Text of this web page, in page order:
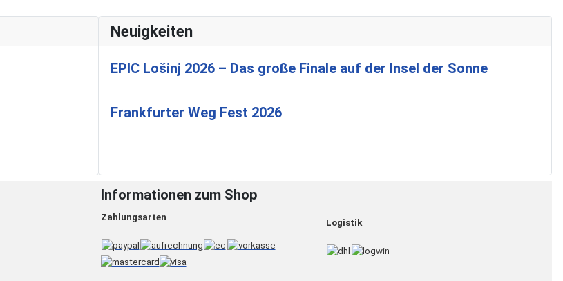
Neuigkeiten
EPIC Lošinj 2026 – Das große Finale auf der Insel der Sonne
Frankfurter Weg Fest 2026
Informationen zum Shop
Zahlungsarten
Logistik